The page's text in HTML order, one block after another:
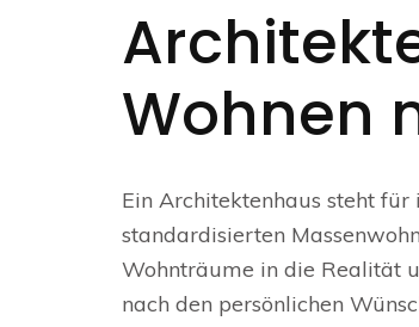
Wohnen
Ein Architektenhaus steht
standardisierten
Wohnträume in die Realität
nach den persönlichen